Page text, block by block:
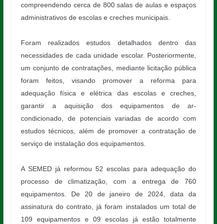
compreendendo cerca de 800 salas de aulas e espaços
administrativos de escolas e creches municipais.
Foram realizados estudos detalhados dentro das
necessidades de cada unidade escolar. Posteriormente,
um conjunto de contratações, mediante licitação pública
foram feitos, visando promover a reforma para
adequação física e elétrica das escolas e creches,
garantir a aquisição dos equipamentos de ar-
condicionado, de potenciais variadas de acordo com
estudos técnicos, além de promover a contratação de
serviço de instalação dos equipamentos.
A SEMED já reformou 52 escolas para adequação do
processo de climatização, com a entrega de 760
equipamentos. De 20 de janeiro de 2024, data da
assinatura do contrato, já foram instalados um total de
109 equipamentos e 09 escolas já estão totalmente